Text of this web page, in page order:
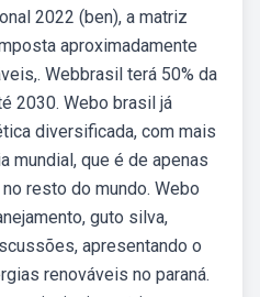
2022 (ben), a matriz
aproximadamente
Webbrasil terá 50% da
2030. Webo brasil já
diversificada, com mais
mundial, que é de apenas
resto do mundo. Webo
guto silva,
apresentando o
renováveis no paraná.